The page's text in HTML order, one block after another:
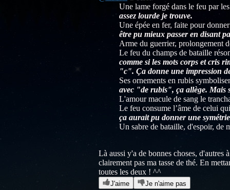
Une lame forgé dans le feu par
assez lourde je trouve.
Une épée en fer, faite pour
être pu mieux passer en disant
Arme du guerrier, prolongement
Le feu du champs de bataille
comme si les mots corps et cris
"c". Ça donne une impression
Ses ornements en rubis
avec "de rubis", ça allège.
L'amour macule de sang le
Le feu consume l’âme de celui
ça aurait pu donner une
Un sabre de bataille, d'espoir, de
Là aussi y'a de bonnes choses, d'autres
clairement pas ma tasse de thé. En
toutes les deux ! ^^
J'aime Je n'aime pas